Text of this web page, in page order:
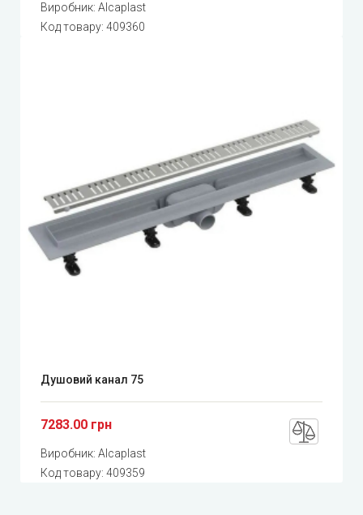
Виробник: Alcaplast
Код товару: 409360
Душовий канал 75
7283.00 грн
Виробник: Alcaplast
Код товару: 409359